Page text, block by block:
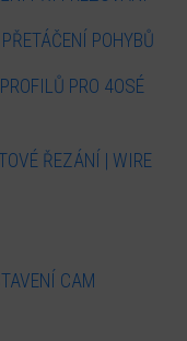
POHYBŮ
PRO 4OSÉ
ŘEZÁNÍ | WIRE
CAM